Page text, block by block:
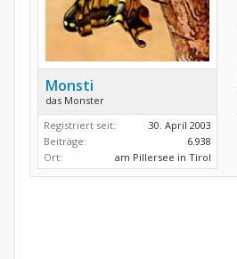
Monsti
das Monster
Registriert seit:
30. April 2003
Beiträge:
6.938
Ort:
am Pillersee in Tirol